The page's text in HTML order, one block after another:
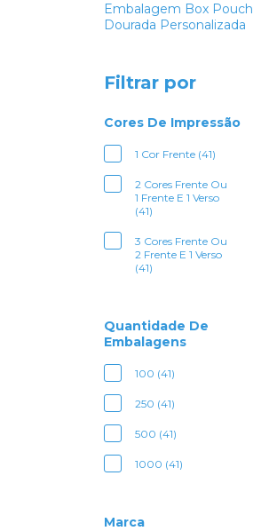
Embalagem Box Pouch
Dourada Personalizada
Filtrar por
Cores De Impressão
1 Cor Frente (41)
2 Cores Frente Ou
1 Frente E 1 Verso
(41)
3 Cores Frente Ou
2 Frente E 1 Verso
(41)
Quantidade De
Embalagens
100 (41)
250 (41)
500 (41)
1000 (41)
Marca